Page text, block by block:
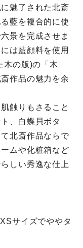
魅了された北斎
藍を複合的に使
景を完成させま
は藍顔料を使用
木の版)の「木
作品の魅力を余
触りもさること
、白蝶貝ボタ
北斎作品ならで
ムや化粧箱など
しい秀逸な仕上
サイズでややタ